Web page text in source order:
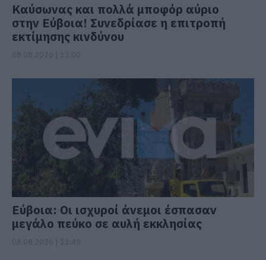
Καύσωνας και πολλά μποφόρ αύριο
στην Εύβοια! Συνεδρίασε η επιτροπή
εκτίμησης κινδύνου
Εύβοια: Οι ισχυροί άνεμοι έσπασαν
μεγάλο πεύκο σε αυλή εκκλησίας